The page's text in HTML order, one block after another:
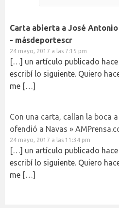
Carta abierta a José
- másdeportescr
24 mayo, 2017 a las 7:15 pm
[…] un artículo publicado hace
escribí lo siguiente. Quiero
me […]
Con una carta, callan la boca
ofendió a Navas »
24 mayo, 2017 a las 11:34 pm
[…] un artículo publicado hace
escribí lo siguiente. Quiero
me […]